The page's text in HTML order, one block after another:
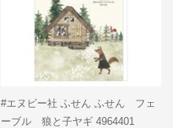
#エヌビー社 ふせん ふせん フェ
ーブル 狼と子ヤギ 4964401